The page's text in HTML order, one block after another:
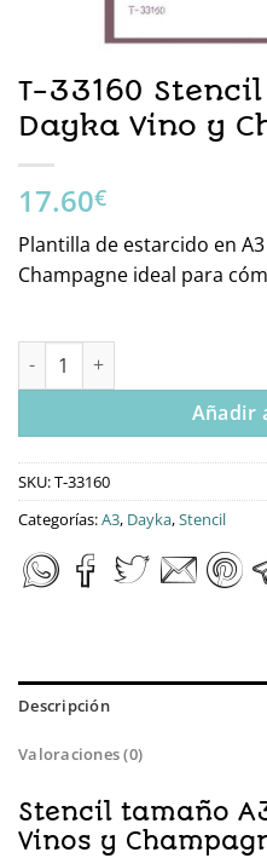
T-33160
Dayka Vino y
17.60€
Plantilla de estarcido en
Champagne ideal para
T-33160 Stencil tamaño A3
Añadir
SKU:T-33160
Categorías:A3, Dayka,Stencil
Descripción
Valoraciones (0)
Stencil tamaño
Vinos y